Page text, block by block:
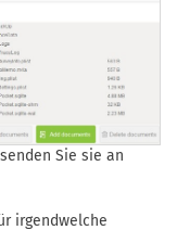
Sie sie an
irgendwelche